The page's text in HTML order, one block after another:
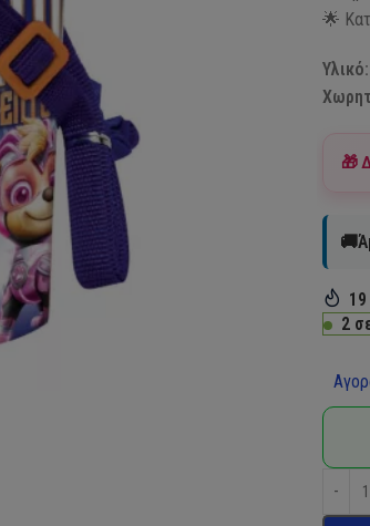
🌟
Υλικό:
🎁
19
2